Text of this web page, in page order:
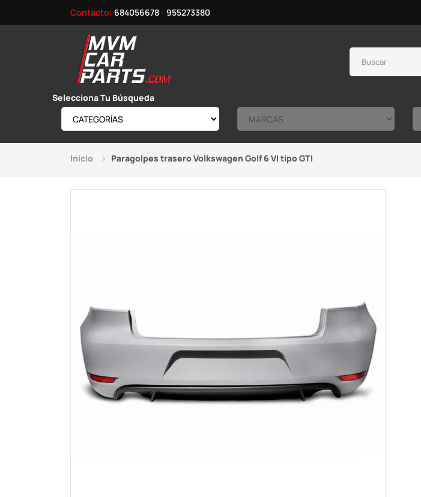
Contacto: 684056678- 955273380
Selecciona Tu Búsqueda
Inicio Paragolpes trasero Volkswagen Golf 6 VI tipo GTI